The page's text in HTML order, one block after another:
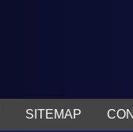
SITEMAP